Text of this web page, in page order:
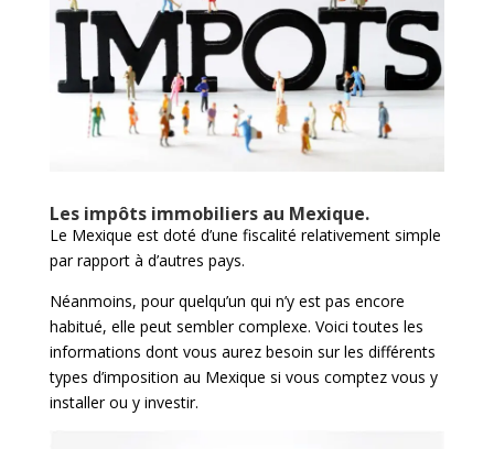
Les impôts immobiliers au Mexique.
Le Mexique est doté d’une fiscalité relativement simple
par rapport à d’autres pays.
Néanmoins, pour quelqu’un qui n’y est pas encore
habitué, elle peut sembler complexe. Voici toutes les
informations dont vous aurez besoin sur les différents
types d’imposition au Mexique si vous comptez vous y
installer ou y investir.